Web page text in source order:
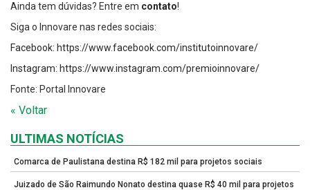
Ainda tem dúvidas? Entre em contato!
Siga o Innovare nas redes sociais:
Facebook: https://www.facebook.com/institutoinnovare/
Instagram: https://www.instagram.com/premioinnovare/
Fonte: Portal Innovare
« Voltar
ULTIMAS NOTÍCIAS
Comarca de Paulistana destina R$ 182 mil para projetos sociais
Juizado de São Raimundo Nonato destina quase R$ 40 mil para projetos